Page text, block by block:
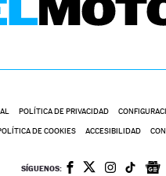
POLÍTICA DE PRIVACIDAD
DE COOKIES ACCESIBILIDAD
SÍGUENOS: